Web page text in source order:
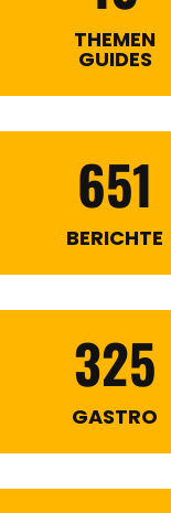
THEMEN
GUIDES
651
BERICHTE
325
GASTRO